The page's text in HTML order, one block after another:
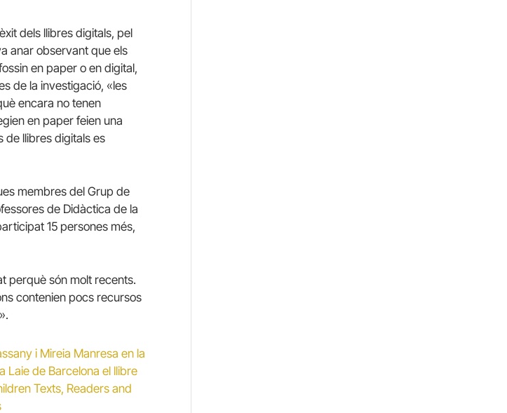
dels llibres digitals, pel
anar observant que els
en paper o en digital,
de la investigació, «les
encara no tenen
en paper feien una
de llibres digitals es
membres del Grup de
de Didàctica de la
15 persones més,
perquè són molt recents.
contenien pocs recursos